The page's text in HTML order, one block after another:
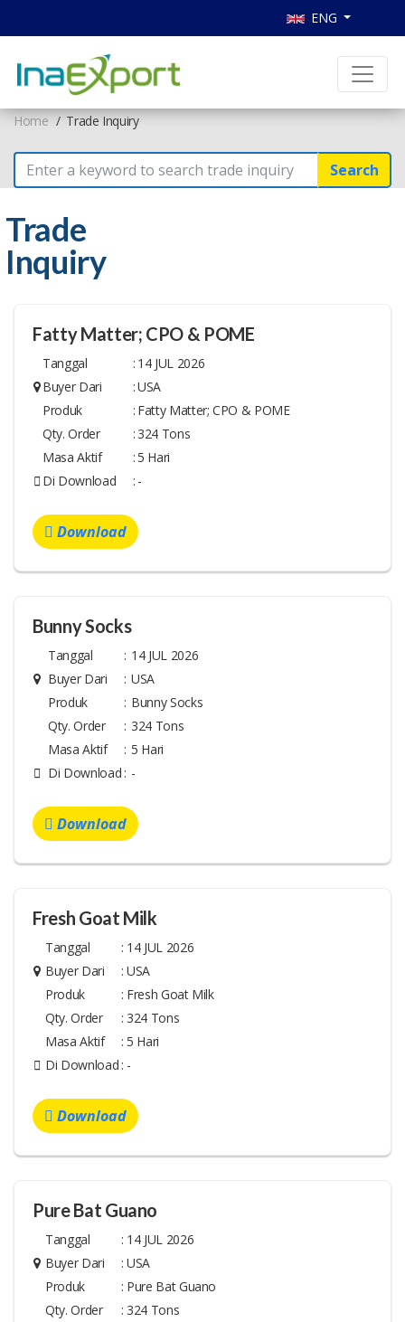
ENG
Home Trade Inquiry
Search
Trade
Inquiry
Fatty Matter; CPO & POME
Tanggal : 14 JUL 2026
Buyer Dari
:USA
Produk
: Fatty Matter; CPO & POME
Qty. Order
: 324 Tons
Masa Aktif
:5 Hari
Di Download
: -
Download
Bunny Socks
Tanggal : 14 JUL 2026
Buyer Dari
: USA
Produk
: Bunny Socks
Qty. Order
: 324 Tons
Masa Aktif
: 5 Hari
Di Download : -
Download
Fresh Goat Milk
Tanggal : 14 JUL 2026
Buyer Dari
: USA
Produk
: Fresh Goat Milk
Qty. Order
: 324 Tons
Masa Aktif
: 5 Hari
Di Download : -
Download
Pure Bat Guano
Tanggal : 14 JUL 2026
Buyer Dari
: USA
Produk
: Pure Bat Guano
Qty. Order
: 324 Tons